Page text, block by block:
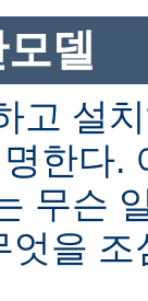
델
고 설
한다.
무슨
엇을